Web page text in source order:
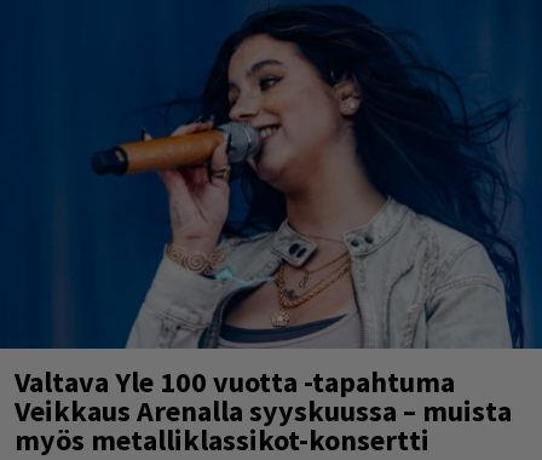
Valtava Yle 100 vuotta -tapahtuma
Veikkaus Arenalla syyskuussa – muista
myös metalliklassikot-konsertti